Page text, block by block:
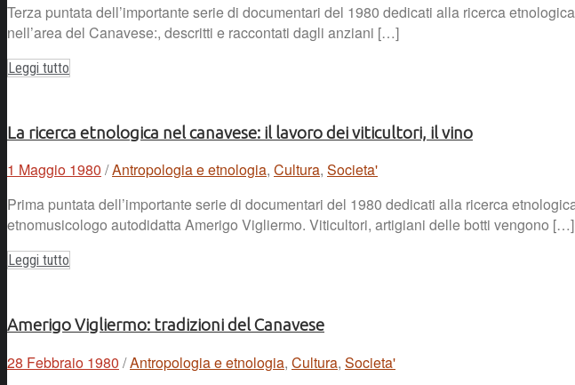
Terza puntata dell’importante serie di documentari del 1980 dedicati alla ricerca
nell’area del Canavese:, descritti e raccontati dagli anziani […]
Leggi tutto
La ricerca etnologica nel canavese: il lavoro dei viticultori, il vino
1 Maggio 1980 /Antropologia e etnologia, Cultura, Societa'
Prima puntata dell’importante serie di documentari del 1980 dedicati alla ricerca
etnomusicologo autodidatta Amerigo Vigliermo. Viticultori, artigiani delle botti vengono […]
Leggi tutto
Amerigo Vigliermo: tradizioni del Canavese
28 Febbraio 1980 /Antropologia e etnologia, Cultura, Societa'